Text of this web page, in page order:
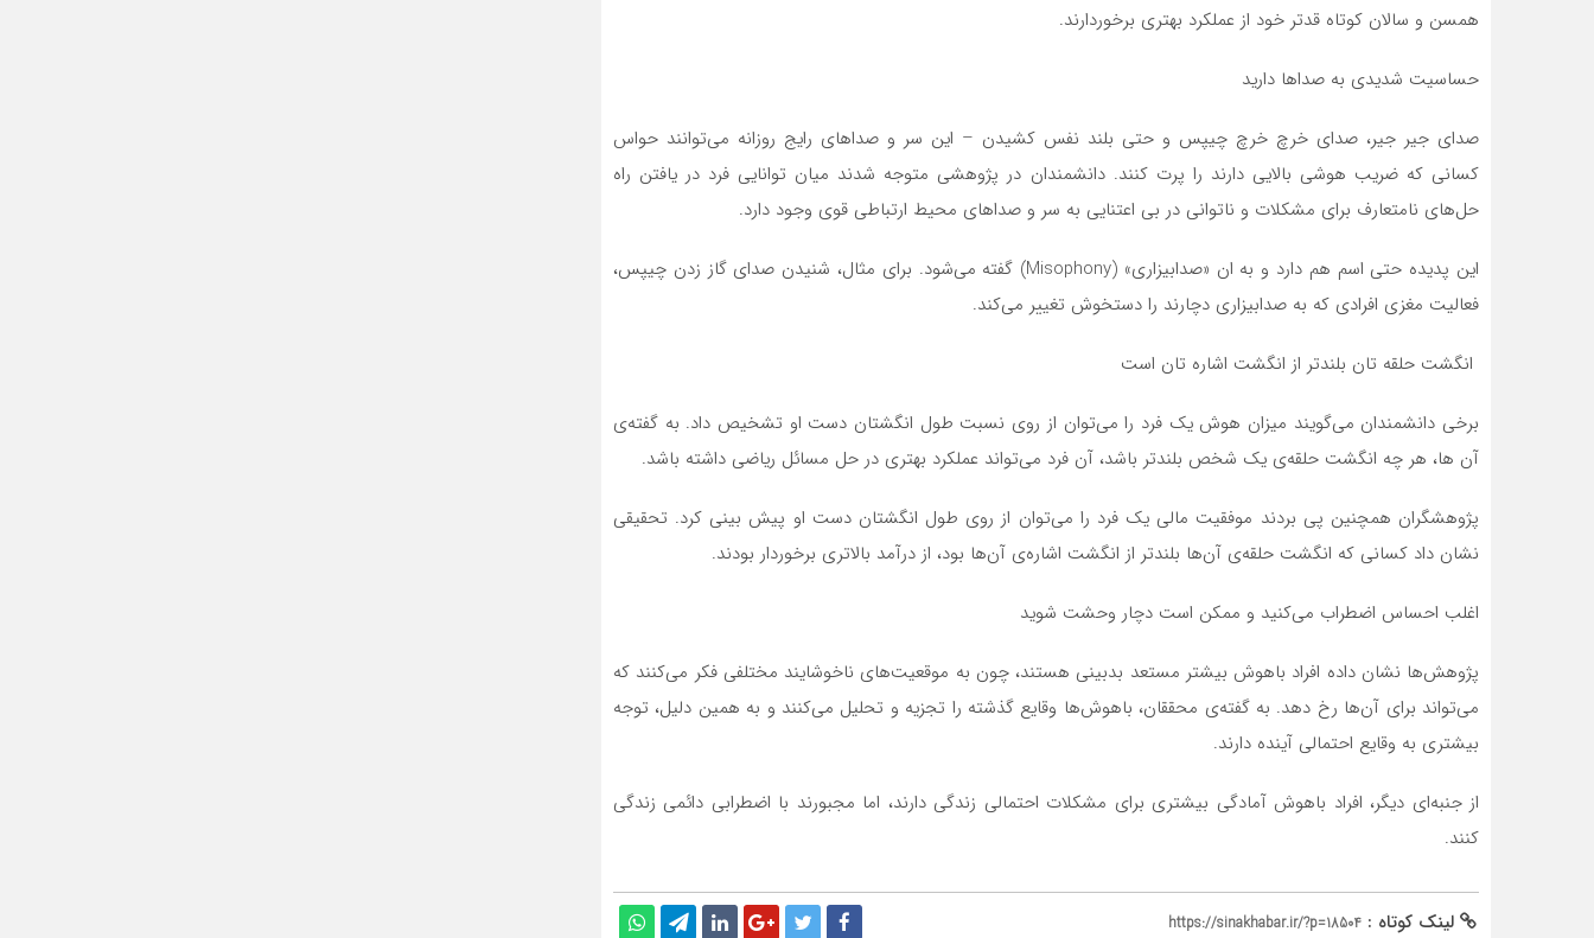
همسن و سالان کوتاه قدتر خود از عملکرد بهتری برخوردارند.
حساسیت شدیدی به صدا‌ها دارید
صدای جیر جیر، صدای خرچ خرچ چیپس و حتی بلند نفس کشیدن – این سر و صدا‌های رایج روزانه می‌توانند حواس
کسانی که ضریب هوشی بالایی دارند را پرت کنند. دانشمندان در پژوهشی متوجه شدند میان توانایی فرد در یافتن راه
حل‌های نامتعارف برای مشکلات و ناتوانی در بی اعتنایی به سر و صدا‌های محیط ارتباطی قوی وجود دارد.
این پدیده حتی اسم هم دارد و به ان «صدابیزاری» (Misophony) گفته می‌شود. برای مثال، شنیدن صدای گاز زدن چیپس،
فعالیت مغزی افرادی که به صدابیزاری دچارند را دستخوش تغییر می‌کند.
انگشت حلقه تان بلندتر از انگشت اشاره تان است
برخی دانشمندان می‌گویند میزان هوش یک فرد را می‌توان از روی نسبت طول انگشتان دست او تشخیص داد. به گفته‌ی
آن ها، هر چه انگشت حلقه‌ی یک شخص بلندتر باشد، آن فرد می‌تواند عملکرد بهتری در حل مسائل ریاضی داشته باشد.
پژوهشگران همچنین پی بردند موفقیت مالی یک فرد را می‌توان از روی طول انگشتان دست او پیش بینی کرد. تحقیقی
نشان داد کسانی که انگشت حلقه‌ی آن‌ها بلندتر از انگشت اشاره‌ی آن‌ها بود، از درآمد بالاتری برخوردار بودند.
اغلب احساس اضطراب می‌کنید و ممکن است دچار وحشت شوید
پژوهش‌ها نشان داده افراد باهوش بیشتر مستعد بدبینی هستند، چون به موقعیت‌های ناخوشایند مختلفی فکر می‌کنند که
می‌تواند برای آن‌ها رخ دهد. به گفته‌ی محققان، باهوش‌ها وقایع گذشته را تجزیه و تحلیل می‌کنند و به همین دلیل، توجه
بیشتری به وقایع احتمالی آینده دارند.
از جنبه‌ای دیگر، افراد باهوش آمادگی بیشتری برای مشکلات احتمالی زندگی دارند، اما مجبورند با اضطرابی دائمی زندگی
کنند.
لینک کوتاه : https://sinakhabar.ir/?p=18504